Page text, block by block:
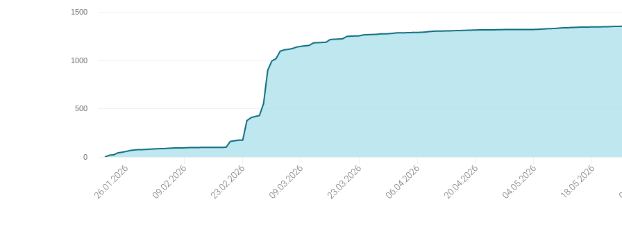
26.01.2026 09.02.2026 23.02.2026 09.03.2026 23.03.2026 06.04.2026 20.04.2026 04.05.2026 18.05.2026
0
500
1000
1500